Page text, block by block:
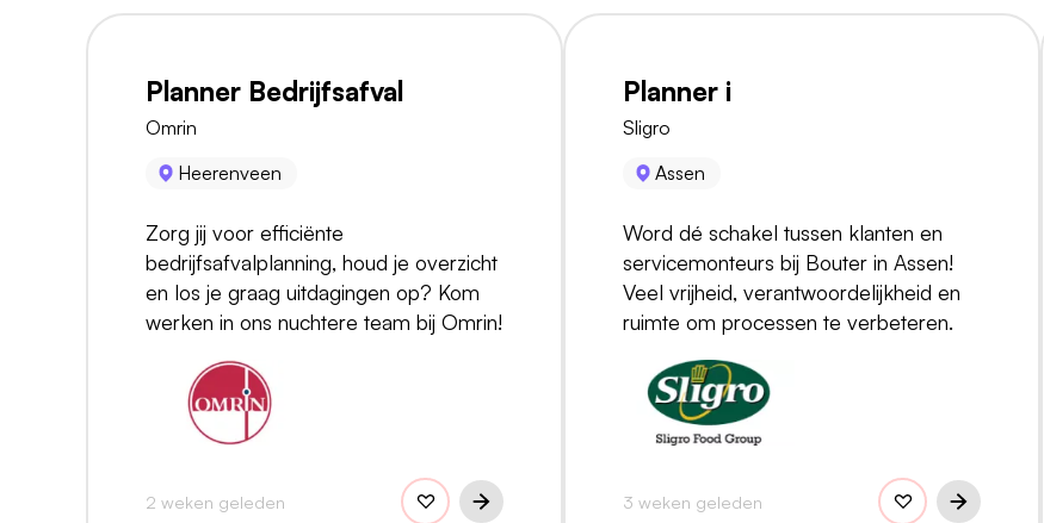
Planner Bedrijfsafval
Omrin
Heerenveen
Zorg jij voor efficiënte
bedrijfsafvalplanning, houd je overzicht
en los je graag uitdagingen op? Kom
werken in ons nuchtere team bij Omrin!
2 weken geleden
Planner i
Sligro
Assen
Word dé schakel tussen klanten en
servicemonteurs bij Bouter in Assen!
Veel vrijheid, verantwoordelijkheid en
ruimte om processen te verbeteren.
3 weken geleden